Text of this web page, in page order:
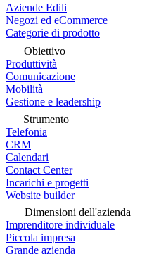
Aziende Edili
Negozi ed eCommerce
Categorie di prodotto
Obiettivo
Produttività
Comunicazione
Mobilità
Gestione e leadership
Strumento
Telefonia
CRM
Calendari
Contact Center
Incarichi e progetti
Website builder
Dimensioni dell'azienda
Imprenditore individuale
Piccola impresa
Grande azienda